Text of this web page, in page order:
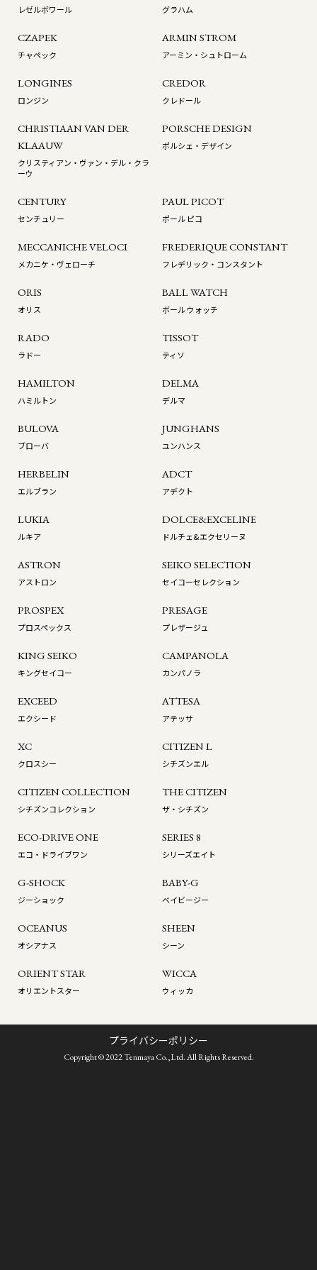
レゼルボワール グラハム
CZAPEK
チャペック
ARMIN STROM
アーミン・シュトローム
LONGINES
ロンジン
CREDOR
クレドール
CHRISTIAAN VAN DER
KLAAUW
クリスティアン・ヴァン・デル・クラ
ーウ
PORSCHE DESIGN
ポルシェ・デザイン
CENTURY
センチュリー
PAUL PICOT
ポール ピコ
MECCANICHE VELOCI
メカニケ・ヴェローチ
FREDERIQUE CONSTANT
フレデリック・コンスタント
ORIS
オリス
BALL WATCH
ボール ウォッチ
RADO
ラドー
TISSOT
ティソ
HAMILTON
ハミルトン
DELMA
デルマ
BULOVA
ブローバ
JUNGHANS
ユンハンス
HERBELIN
エルブラン
ADCT
アデクト
LUKIA
ルキア
DOLCE&EXCELINE
ドルチェ&エクセリーヌ
ASTRON
アストロン
SEIKO SELECTION
セイコーセレクション
PROSPEX
プロスペックス
PRESAGE
プレザージュ
KING SEIKO
キングセイコー
CAMPANOLA
カンパノラ
EXCEED
エクシード
ATTESA
アテッサ
XC
クロスシー
CITIZEN L
シチズンエル
CITIZEN COLLECTION
シチズンコレクション
THE CITIZEN
ザ・シチズン
ECO-DRIVE ONE
エコ・ドライブワン
SERIES 8
シリーズエイト
G-SHOCK
ジーショック
BABY-G
ベイビージー
OCEANUS
オシアナス
SHEEN
シーン
ORIENT STAR
オリエントスター
WICCA
ウィッカ
プライバシーポリシー
Copyright © 2022 Tenmaya Co.,Ltd. All Rights Reserved.